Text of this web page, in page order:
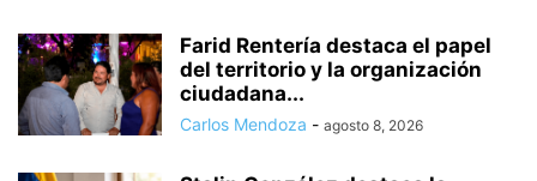
Farid Rentería destaca el papel
del territorio y la organización
ciudadana...
Carlos Mendoza - agosto 8, 2026